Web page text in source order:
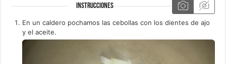
INSTRUCCIONES
En un caldero pochamos las cebollas con los dientes de ajo
y el aceite.